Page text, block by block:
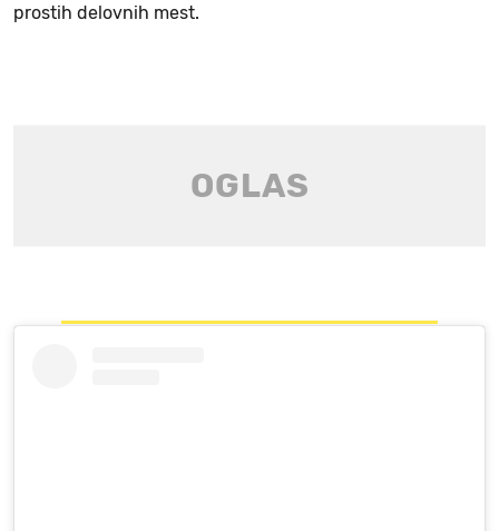
prostih delovnih mest.